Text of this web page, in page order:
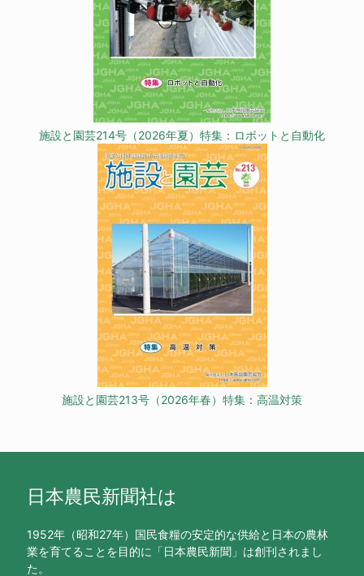
施設と園芸214号（2026年夏）特集：ロボットと自動化
施設と園芸213号（2026年春）特集：高温対策
日本農民新聞社は
1952年（昭和27年）国民食糧の安定的な供給と日本の農林
業を育てることを目的に「日本農民新聞」は創刊されまし
た。